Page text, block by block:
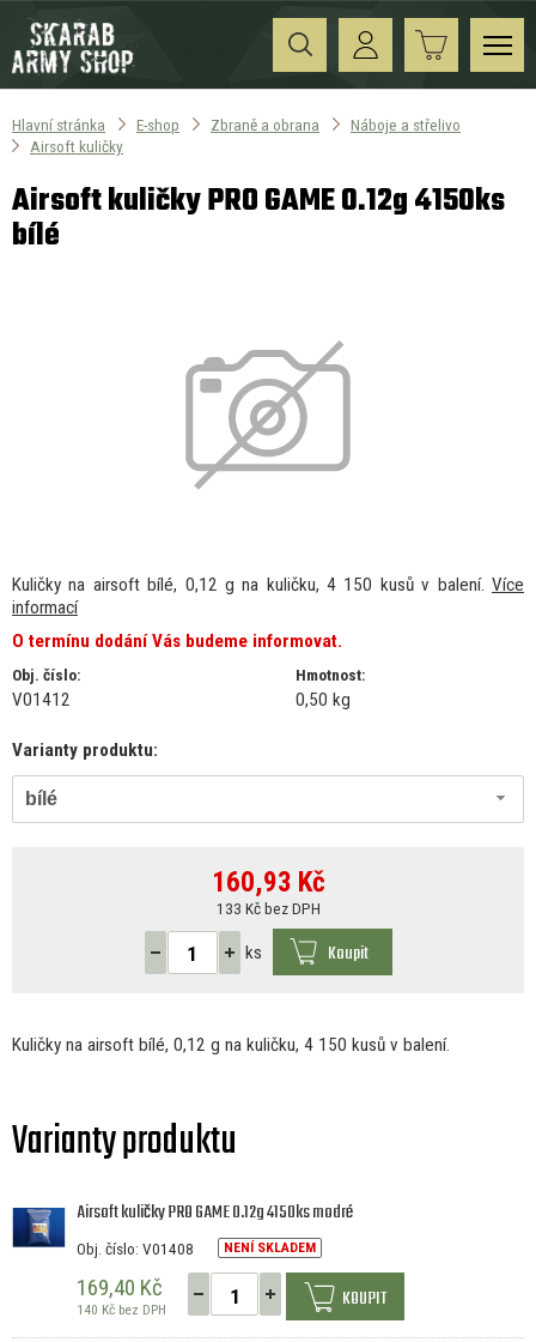
Hlavní stránka E-shop Zbraně a obrana
Náboje a střelivo
Airsoft kuličky
Airsoft kuličky PRO GAME 0.12g 4150ks
bílé
Kuličky na airsoft bílé, 0,12 g na kuličku, 4 150 kusů v balení. Více
informací
O termínu dodání Vás budeme informovat.
Obj. číslo:
V01412
Hmotnost:
0,50 kg
Varianty produktu:
bílé
160,93 Kč
133 Kč bez DPH
ks Koupit
Kuličky na airsoft bílé, 0,12 g na kuličku, 4 150 kusů v balení.
Varianty produktu
Airsoft kuličky PRO GAME 0.12g 4150ks modré
Obj. číslo: V01408 NENÍ SKLADEM
169,40 Kč
140 Kč bez DPH KOUPIT